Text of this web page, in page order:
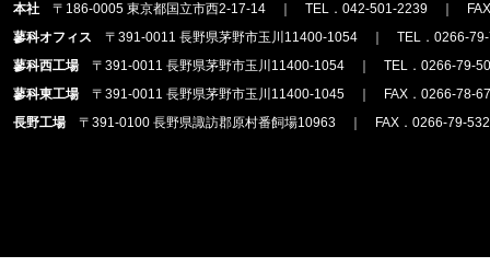
本社 〒186-0005 東京都国立市西2-17-14 ｜ TEL．042-501-2239 ｜ FAX
蓼科オフィス 〒391-0011 長野県茅野市玉川11400-1054 ｜ TEL．0266-
蓼科西工場 〒391-0011 長野県茅野市玉川11400-1054 ｜ TEL．0266-79-
蓼科東工場 〒391-0011 長野県茅野市玉川11400-1045 ｜ FAX．0266-78-
長野工場 〒391-0100 長野県諏訪郡原村番飼場10963 ｜ FAX．0266-79-